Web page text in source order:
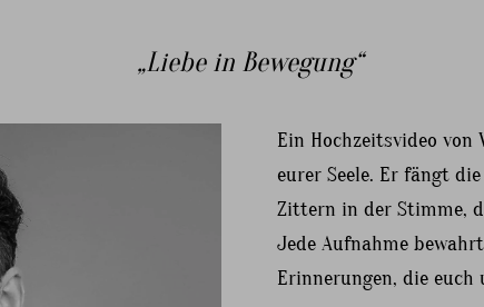
„Liebe in Bewegung“
Ein Hochzeitsvideo
eurer Seele. Er fängt
Zittern in der Stimme,
Jede Aufnahme
Erinnerungen, die euch